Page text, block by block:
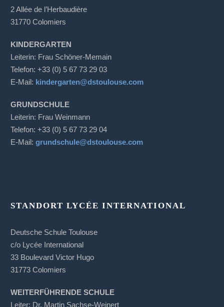
2 Allée de l’Herbaudière
31770 Colomiers
KINDERGARTEN
Leiterin: Frau Schöner-Memain
Telefon: +33 (0) 5 67 73 29 03
E-Mail: kindergarten@dstoulouse.com
GRUNDSCHULE
Leiterin: Frau Weinmann
Telefon: +33 (0) 5 67 73 29 04
E-Mail:grundschule@dstoulouse.com
STANDORT LYCÉE INTERNATIONAL
Deutsche Schule Toulouse
c/o Lycée International
33 Boulevard Victor Hugo
31773 Colomiers
WEITERFÜHRENDE SCHULE
Leiter: Dr. Martin Sachse-Weinert